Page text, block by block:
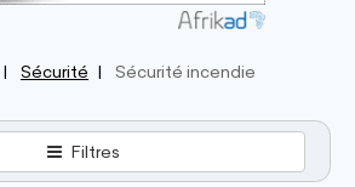
Sécurité Sécurité incendie
Filtres